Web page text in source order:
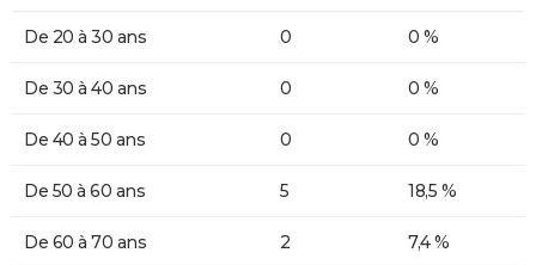
De 20 à 30 ans 0 0 %
De 30 à 40 ans 0 0 %
De 40 à 50 ans 0 0 %
De 50 à 60 ans 5 18,5 %
De 60 à 70 ans 2 7,4 %